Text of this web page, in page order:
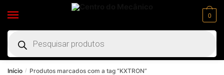
0
Início / Produtos marcados com a tag “KXTRON”